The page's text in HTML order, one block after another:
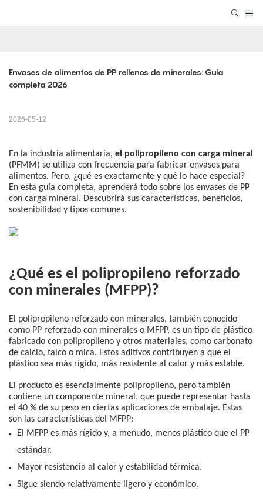
Envases de alimentos de PP rellenos de minerales: Guía
completa 2026
2026-05-12
En la industria alimentaria, el polipropileno con carga mineral
(PFMM) se utiliza con frecuencia para fabricar envases para
alimentos. Pero, ¿qué es exactamente y qué lo hace especial?
En esta guía completa, aprenderá todo sobre los envases de PP
con carga mineral. Descubrirá sus características, beneficios,
sostenibilidad y tipos comunes.
¿Qué es el polipropileno reforzado
con minerales (MFPP)?
El polipropileno reforzado con minerales, también conocido
como PP reforzado con minerales o MFPP, es un tipo de plástico
fabricado con polipropileno y otros materiales, como carbonato
de calcio, talco o mica. Estos aditivos contribuyen a que el
plástico sea más rígido, más resistente al calor y más estable.
El producto es esencialmente polipropileno, pero también
contiene un componente mineral, que puede representar hasta
el 40 % de su peso en ciertas aplicaciones de embalaje. Estas
son las características del MFPP:
El MFPP es más rígido y, a menudo, menos plástico que el PP
estándar.
Mayor resistencia al calor y estabilidad térmica.
Sigue siendo relativamente ligero y económico.